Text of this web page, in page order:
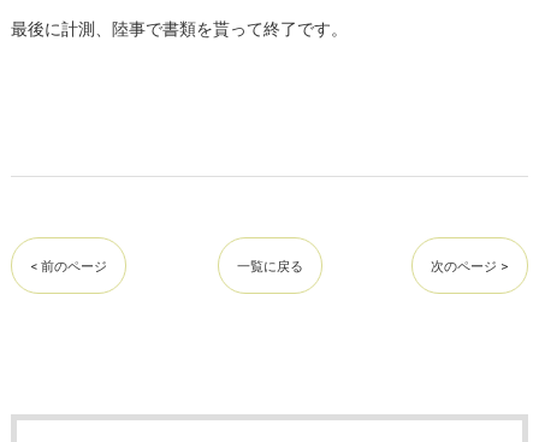
最後に計測、陸事で書類を貰って終了です。
< 前のページ 一覧に戻る 次のページ >